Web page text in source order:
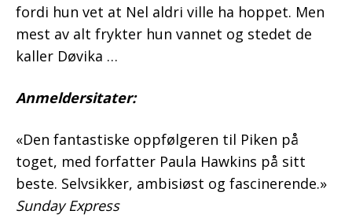
fordi hun vet at Nel aldri ville ha hoppet. Men
mest av alt frykter hun vannet og stedet de
kaller Døvika …
Anmeldersitater:
«Den fantastiske oppfølgeren til Piken på
toget, med forfatter Paula Hawkins på sitt
beste. Selvsikker, ambisiøst og fascinerende.»
Sunday Express